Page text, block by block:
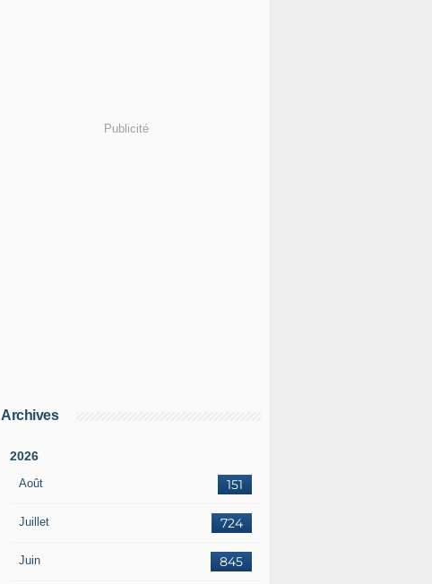
Publicité
Archives
2026
Août 151
Juillet 724
Juin 845